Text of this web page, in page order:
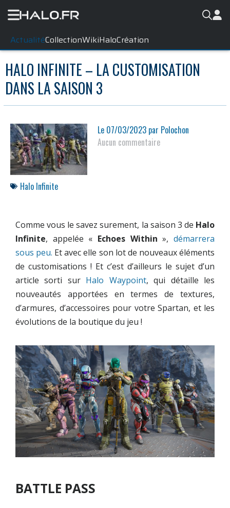
ActualitéCollectionWikiHaloCréation
HALO INFINITE – LA CUSTOMISATION
DANS LA SAISON 3
Le 07/03/2023 par Polochon
Aucun commentaire
Halo Infinite
Comme vous le savez surement, la saison 3 de Halo
Infinite, appelée « Echoes Within »,démarrera
sous peu. Et avec elle son lot de nouveaux éléments
de customisations ! Et c’est d’ailleurs le sujet d’un
article sorti sur Halo Waypoint, qui détaille les
nouveautés apportées en termes de textures,
d’armures, d’accessoires pour votre Spartan, et les
évolutions de la boutique du jeu !
BATTLE PASS